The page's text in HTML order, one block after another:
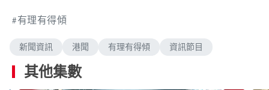
t
e
.
3
%
有理有得傾
新聞資訊 港聞 有理有得傾 資訊節目
其他集數